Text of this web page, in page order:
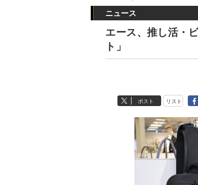
ニュース
エース、推し活・
ト」
ポスト リスト